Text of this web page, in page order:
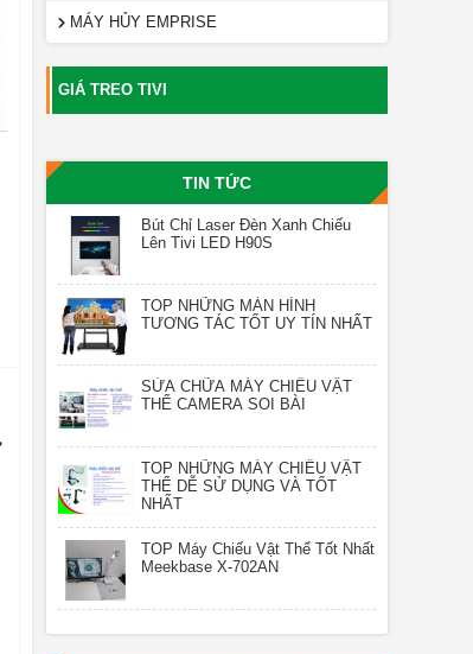
MÁY HỦY EMPRISE
GIÁ TREO TIVI
TIN TỨC
Bút Chỉ Laser Đèn Xanh Chiếu
Lên Tivi LED H90S
TOP NHỮNG MÀN HÌNH
TƯƠNG TÁC TỐT UY TÍN NHẤT
SỬA CHỮA MÁY CHIẾU VẬT
THỂ CAMERA SOI BÀI
TOP NHỮNG MÁY CHIẾU VẬT
THỂ DỄ SỬ DỤNG VÀ TỐT
NHẤT
TOP Máy Chiếu Vật Thể Tốt Nhất
Meekbase X-702AN